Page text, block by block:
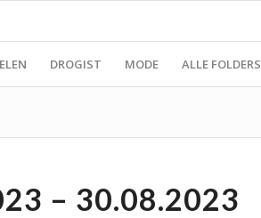
DROGIST MODE ALLE FOLDERS
– 30.08.2023